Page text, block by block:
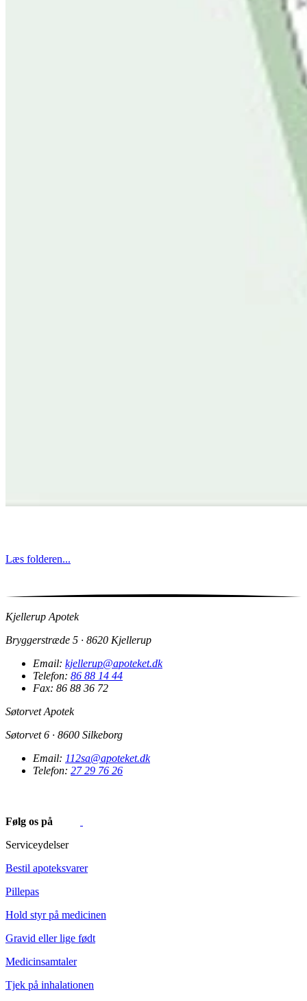
Læs folderen...
Kjellerup Apotek
Bryggerstræde 5 · 8620 Kjellerup
Email: kjellerup@apoteket.dk
Telefon: 86 88 14 44
Fax: 86 88 36 72
Søtorvet Apotek
Søtorvet 6 · 8600 Silkeborg
Email: 112sa@apoteket.dk
Telefon: 27 29 76 26
Følg os på
Serviceydelser
Bestil apoteksvarer
Pillepas
Hold styr på medicinen
Gravid eller lige født
Medicinsamtaler
Tjek på inhalationen